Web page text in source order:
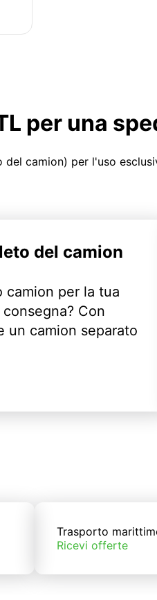
per una
camion) per l'uso
del camion
camion per la tua
Con
un camion separato
Trasporto
Ricevi offerte